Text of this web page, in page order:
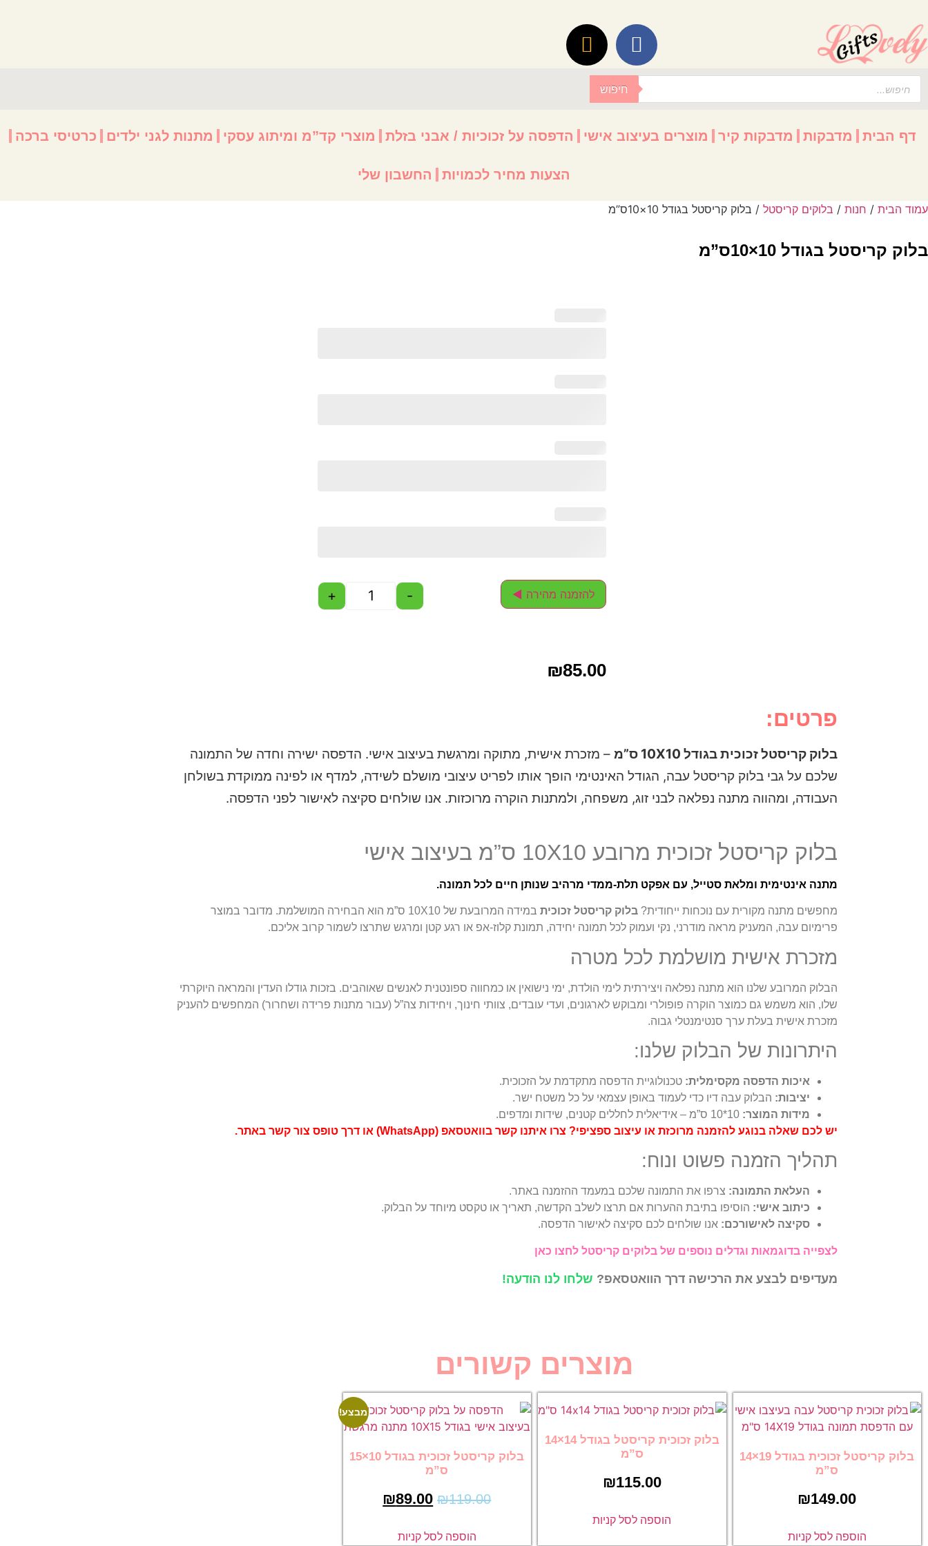
חיפוש
דף הבית מדבקות מדבקות קיר מוצרים בעיצוב אישי הדפסה על זכוכיות / אבני בזלת מוצרי קד”מ ומיתוג עסקי מתנות לגני ילדים כרטיסי ברכה
הצעות מחיר לכמויות החשבון שלי
עמוד הבית / חנות / בלוקים קריסטל / בלוק קריסטל בגודל 10×10ס”מ
בלוק קריסטל בגודל 10×10ס”מ
-
+ להזמנה מהירה ◄
₪85.00
פרטים:
בלוק קריסטל זכוכית בגודל 10X10 ס”מ
– מזכרת אישית, מתוקה ומרגשת בעיצוב אישי. הדפסה ישירה וחדה של התמונה
שלכם על גבי בלוק קריסטל עבה, הגודל האינטימי הופך אותו לפריט עיצובי מושלם לשידה, למדף או לפינה ממוקדת בשולחן
העבודה, ומהווה מתנה נפלאה לבני זוג, משפחה, ולמתנות הוקרה מרוכזות. אנו שולחים סקיצה לאישור לפני הדפסה.
בלוק קריסטל זכוכית מרובע 10X10 ס”מ בעיצוב אישי
מתנה אינטימית ומלאת סטייל, עם אפקט תלת-ממדי מרהיב שנותן חיים לכל תמונה.
מחפשים מתנה מקורית עם נוכחות ייחודית? בלוק קריסטל זכוכית
במידה המרובעת של 10X10 ס”מ הוא הבחירה המושלמת. מדובר במוצר
פרימיום עבה, המעניק מראה מודרני, נקי ועמוק לכל תמונה יחידה, תמונת קלוז-אפ או רגע קטן ומרגש שתרצו לשמור קרוב אליכם.
מזכרת אישית מושלמת לכל מטרה
הבלוק המרובע שלנו הוא מתנה נפלאה ויצירתית לימי הולדת, ימי נישואין או כמחווה ספונטנית לאנשים שאוהבים. בזכות גודלו העדין והמראה היוקרתי
שלו, הוא משמש גם כמוצר הוקרה פופולרי ומבוקש לארגונים, ועדי עובדים, צוותי חינוך, ויחידות צה”ל (עבור מתנות פרידה ושחרור) המחפשים להעניק
מזכרת אישית בעלת ערך סנטימנטלי גבוה.
היתרונות של הבלוק שלנו:
איכות הדפסה מקסימלית: טכנולוגיית הדפסה מתקדמת על הזכוכית.
יציבות: הבלוק עבה דיו כדי לעמוד באופן עצמאי על כל משטח ישר.
מידות המוצר:
יש לכם שאלה בנוגע להזמנה מרוכזת או עיצוב ספציפי? צרו איתנו קשר בוואטסאפ (WhatsApp) או דרך טופס צור קשר באתר.
תהליך הזמנה פשוט ונוח:
העלאת התמונה: צרפו את התמונה שלכם במעמד ההזמנה באתר.
כיתוב אישי: הוסיפו בתיבת ההערות אם תרצו לשלב הקדשה, תאריך או טקסט מיוחד על הבלוק.
סקיצה לאישורכם: אנו שולחים לכם סקיצה לאישור הדפסה.
לצפייה בדוגמאות וגדלים נוספים של בלוקים קריסטל לחצו כאן
מעדיפים לבצע את הרכישה דרך הוואטסאפ? שלחו לנו הודעה!
מוצרים קשורים
בלוק קריסטל זכוכית בגודל 19×14
ס”מ
₪149.00
הוספה לסל קניות
בלוק זכוכית קריסטל בגודל 14×14
ס”מ
₪115.00
הוספה לסל קניות
מבצע!
בלוק קריסטל זכוכית בגודל 10×15
ס”מ
₪119.00
₪89.00
הוספה לסל קניות